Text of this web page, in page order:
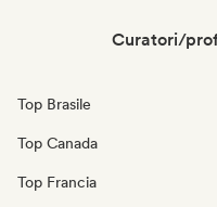
Curatori/
Top Brasile
Top Canada
Top Francia